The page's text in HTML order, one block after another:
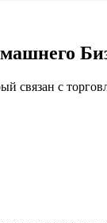
связан с